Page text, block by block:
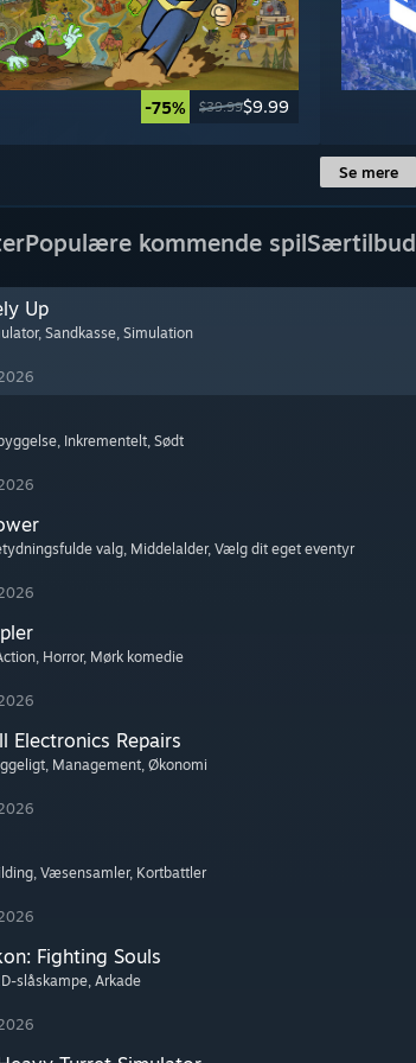
-75% $39.99$9.99
Se mere
Populære kommende spilSærtilbud
Up
, Sandkasse, Simulation
, Inkrementelt, Sødt
valg, Middelalder, Vælg dit eget eventyr
, Horror, Mørk komedie
Electronics Repairs
, Management, Økonomi
, Væsensamler, Kortbattler
Fighting Souls
slåskampe, Arkade